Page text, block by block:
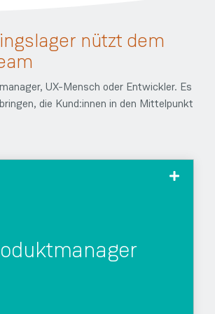
nützt dem
UX-Mensch oder Entwickler. Es
die Kund:innen in den Mittelpunkt
weniger diskutieren.